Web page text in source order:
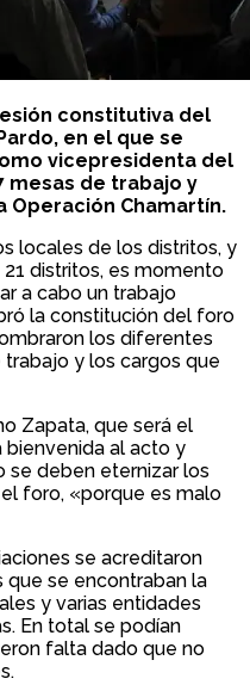
constitutiva del
en el que se
vicepresidenta del
mesas de trabajo y
Operación Chamartín.
locales de los distritos, y
distritos, es momento
a cabo un trabajo
la constitución del foro
los diferentes
y los cargos que
Zapata, que será el
al acto y
se deben eternizar los
foro, «porque es malo
se acreditaron
que se encontraban la
y varias entidades
En total se podían
falta dado que no